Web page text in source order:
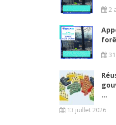
2
...
13 juillet 2026